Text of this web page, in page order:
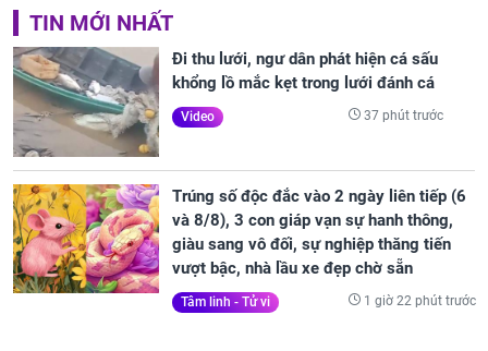
TIN MỚI NHẤT
Đi thu lưới, ngư dân phát hiện cá sấu
khổng lồ mắc kẹt trong lưới đánh cá
Video 37 phút trước
Trúng số độc đắc vào 2 ngày liên tiếp (6
và 8/8), 3 con giáp vạn sự hanh thông,
giàu sang vô đối, sự nghiệp thăng tiến
vượt bậc, nhà lầu xe đẹp chờ sẵn
Tâm linh - Tử vi 1 giờ 22 phút trước